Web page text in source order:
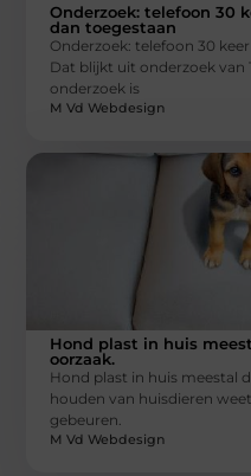
Onderzoek: telefoon 30
dan toegestaan
Onderzoek: telefoon 30
Dat blijkt uit onderzoek van
onderzoek is
M Vd Webdesign
Hond plast in huis
oorzaak.
Hond plast in huis meestal
houden van huisdieren
gebeuren.
M Vd Webdesign